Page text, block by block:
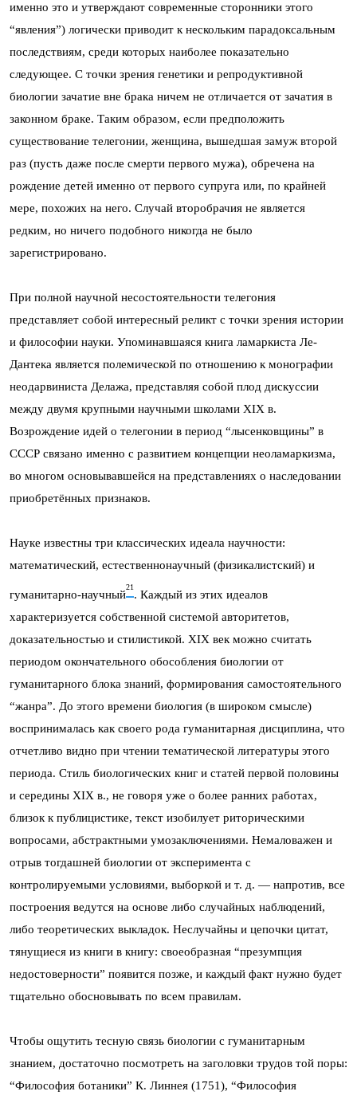
именно это и утверждают современные сторонники этого
“явле­ния”) логически приводит к нескольким парадоксальным
последствиям, среди которых наиболее показательно
следующее. С точки зрения генетики и репродуктивной
биологии зачатие вне брака ничем не отличается от зачатия в
законном браке. Таким образом, если предположить
существование телегонии, женщина, вышедшая замуж второй
раз (пусть даже после смерти первого мужа), обречена на
рождение детей именно от первого супруга или, по крайней
мере, похожих на него. Случай второбрачия не является
редким, но ничего подобного никогда не было
зарегистрировано.
При полной научной несостоятельности телегония
представляет собой интересный реликт с точки зрения истории
и философии науки. Упоминавшаяся книга ламаркиста Ле-
Дантека является полемической по отношению к монографии
неодарвиниста Делажа, представляя собой плод дискуссии
между двумя крупными научными школами XIX в.
Возрождение идей о телегонии в период “лысенковщины” в
СССР связано именно с развитием концепции неоламаркизма,
во многом основывавшейся на представлениях о наследовании
приобретённых признаков.
Науке известны три классических идеала научности:
математический, естественнонаучный (физикалистский) и
гуманитарно-научный
21
. Каждый из этих идеалов
характеризуется собственной системой авторитетов,
доказательностью и стилистикой. XIX век можно считать
периодом окончательного обособления биологии от
гуманитарного блока знаний, формирования самостоятельного
“жанра”. До этого времени биология (в широком смысле)
воспринималась как своего рода гуманитарная дисциплина, что
отчетливо видно при чтении тематической литературы этого
периода. Стиль биологических книг и статей первой половины
и середины XIX в., не говоря уже о более ранних работах,
близок к публицистике, текст изобилует риторическими
вопросами, абстрактными умозаключениями. Немаловажен и
отрыв тогдашней биологии от эксперимента с
контролируемыми условиями, выборкой и т. д. — напротив, все
построения ведутся на основе либо случайных наблюдений,
либо теоретических выкладок. Неслучайны и цепочки цитат,
тянущиеся из книги в книгу: своеобразная “презумпция
недостоверности” появится позже, и каждый факт нужно будет
тщательно обосновывать по всем правилам.
Чтобы ощутить тесную связь биологии с гуманитарным
знанием, достаточно посмотреть на заголовки трудов той поры:
“Философия ботаники” К. Линнея (1751), “Философия